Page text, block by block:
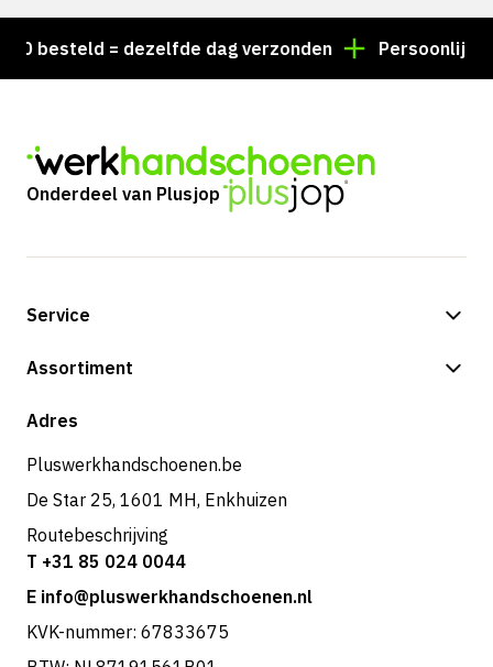
besteld = dezelfde dag verzonden Persoonlijk
Onderdeel van Plusjop
Service
Betalingsmogelijkheden
Assortiment
Shop
Adres
Pluswerkhandschoenen.be
De Star 25, 1601 MH, Enkhuizen
Routebeschrijving
T +31 85 024 0044
E info@pluswerkhandschoenen.nl
KVK-nummer: 67833675